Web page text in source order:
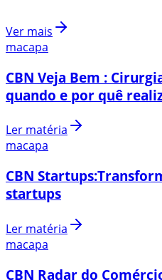
Ver mais
macapa
CBN Veja Bem :
quando e por quê
Ler matéria
macapa
CBN
startups
Ler matéria
macapa
CBN Radar do